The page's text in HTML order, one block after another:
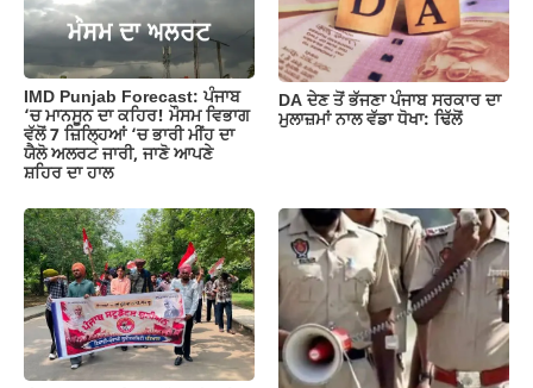
k
IMD Punjab Forecast: ਪੰਜਾਬ
‘ਚ ਮਾਨਸੂਨ ਦਾ ਕਹਿਰ! ਮੌਸਮ ਵਿਭਾਗ
ਵੱਲੋਂ 7 ਜ਼ਿਲ੍ਹਿਆਂ ‘ਚ ਭਾਰੀ ਮੀਂਹ ਦਾ
ਯੈਲੋ ਅਲਰਟ ਜਾਰੀ, ਜਾਣੋ ਆਪਣੇ
ਸ਼ਹਿਰ ਦਾ ਹਾਲ
DA ਦੇਣ‌ ਤੋਂ ਭੱਜਣਾ ਪੰਜਾਬ ਸਰਕਾਰ ਦਾ
ਮੁਲਾਜ਼ਮਾਂ ਨਾਲ ਵੱਡਾ ਧੋਖਾ: ਢਿੱਲੋਂ